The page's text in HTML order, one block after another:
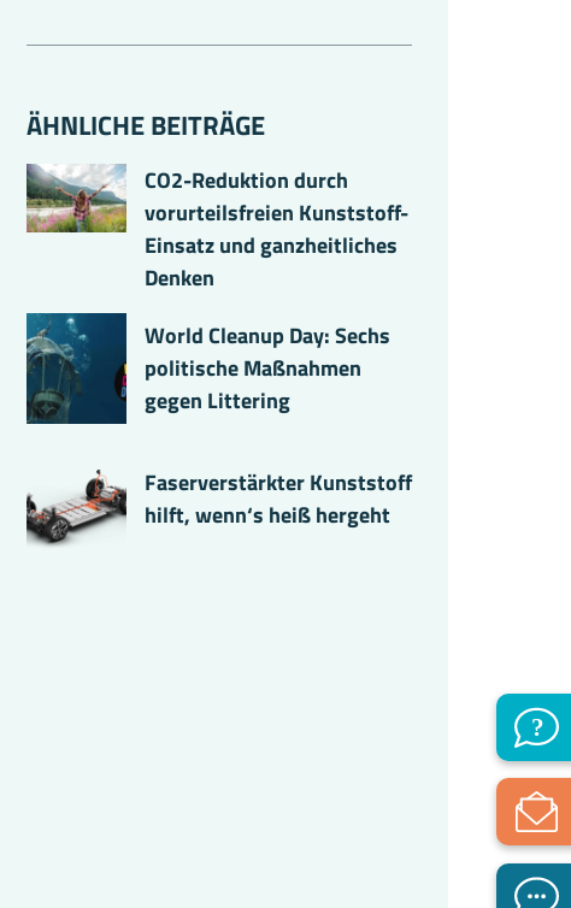
ÄHNLICHE BEITRÄGE
CO2-Reduktion durch
vorurteilsfreien Kunststoff-
Einsatz und ganzheitliches
Denken
World Cleanup Day: Sechs
politische Maßnahmen
gegen Littering
Faserverstärkter Kunststoff
hilft, wenn‘s heiß hergeht